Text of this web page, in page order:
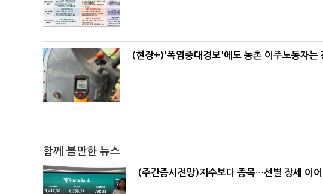
(현장+)'폭염중대경보'에도 농촌 이주노동자는
함께 볼만한 뉴스
(주간증시전망)지수보다 종목…선별 장세 이